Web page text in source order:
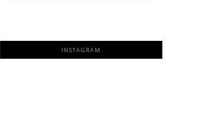
INSTAGRAM